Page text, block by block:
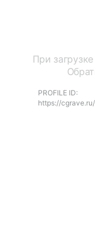
При
PROFILE ID:
https://